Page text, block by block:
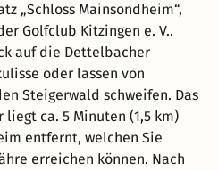
„Schloss Mainsondheim“,
Golfclub Kitzingen e. V..
auf die Dettelbacher
oder lassen von
Steigerwald schweifen. Das
liegt ca. 5 Minuten (1,5 km)
entfernt, welchen Sie
erreichen können. Nach